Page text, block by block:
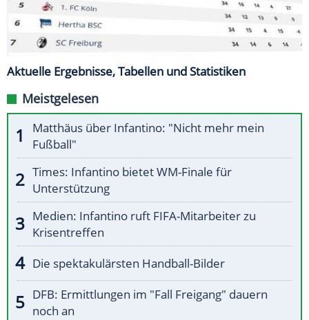
Aktuelle Ergebnisse, Tabellen und Statistiken
Meistgelesen
Matthäus über Infantino: "Nicht mehr mein
Fußball"
Times: Infantino bietet WM-Finale für
Unterstützung
Medien: Infantino ruft FIFA-Mitarbeiter zu
Krisentreffen
Die spektakulärsten Handball-Bilder
DFB: Ermittlungen im "Fall Freigang" dauern
noch an